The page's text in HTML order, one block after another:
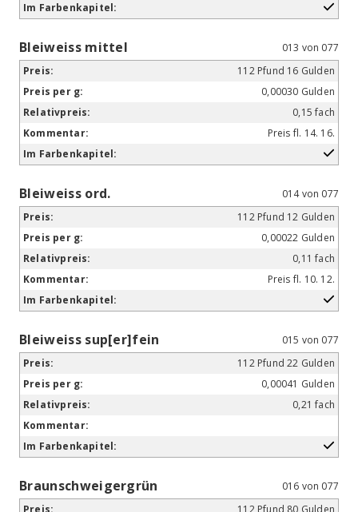
Bleiweiss mittel
013 von 077
112 Pfund 16 Gulden
0,00030 Gulden
0,15 fach
Preis fl. 14. 16.
Bleiweiss ord.
014 von 077
112 Pfund 12 Gulden
0,00022 Gulden
0,11 fach
Preis fl. 10. 12.
Bleiweiss sup[er]fein
015 von 077
112 Pfund 22 Gulden
0,00041 Gulden
0,21 fach
Braunschweigergrün
016 von 077
112 Pfund 80 Gulden